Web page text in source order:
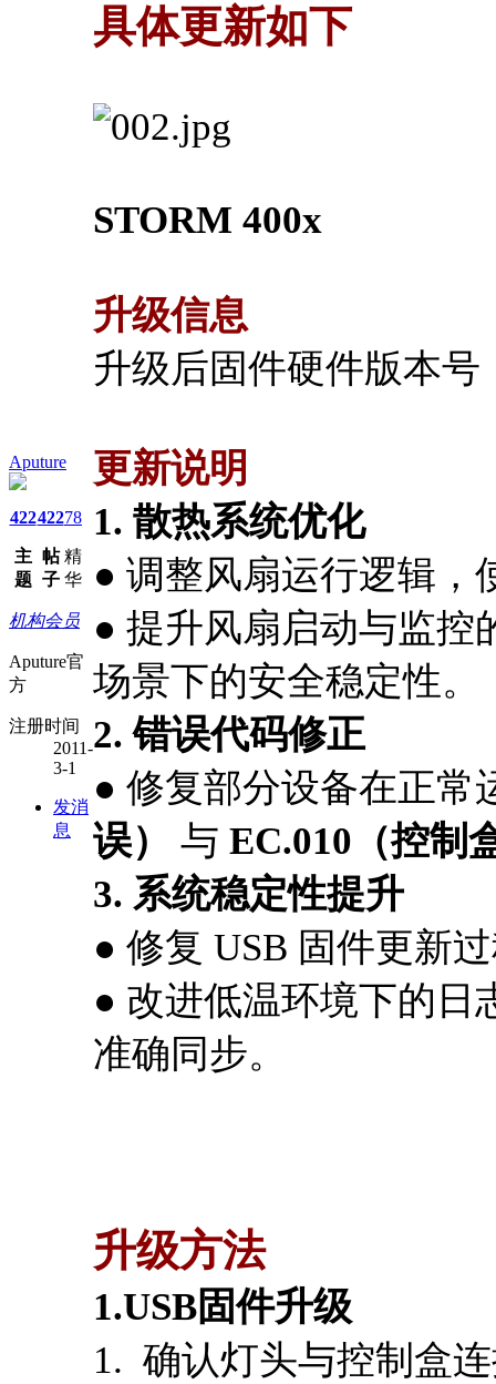
Aputure
422
主
题
422
帖
子
78
精
华
机构会员
Aputure官
方
注册时间
2011-
3-1
发消
息
具体更新如下
STORM 400x
升级信息
升级后固件硬件版本号
更新说明
1. 散热系统优化
● 调整风扇运行逻辑，
● 提升风扇启动与监控
场景下的安全稳定性。
2. 错误代码修正
● 修复部分设备在正常
误）
与 EC.010（控制
3. 系统稳定性提升
● 修复 USB 固件更新
● 改进低温环境下的日
准确同步。
升级方法
1.USB固件升级
1. 确认灯头与控制盒